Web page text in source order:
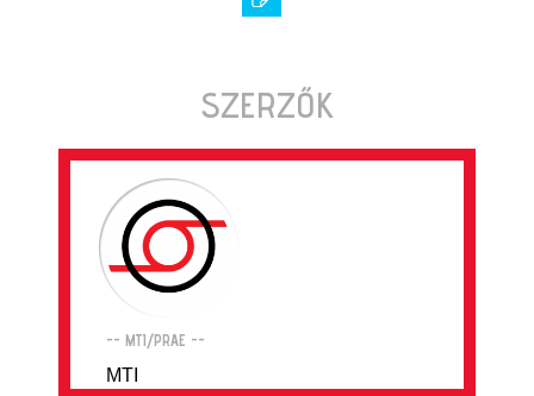
SZERZŐK
-- MTI/PRAE --
MTI